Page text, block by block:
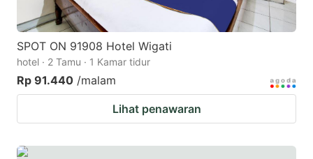
SPOT ON 91908 Hotel Wigati
hotel · 2 Tamu · 1 Kamar tidur
Rp 91.440 /malam
Lihat penawaran